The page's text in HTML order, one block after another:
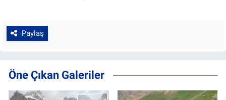
Paylaş
Öne Çıkan Galeriler